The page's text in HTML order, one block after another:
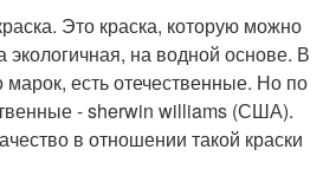
Это краска, которую можно
экологичная, на водной основе. В
есть отечественные. Но по
- sherwin williams (США).
в отношении такой краски